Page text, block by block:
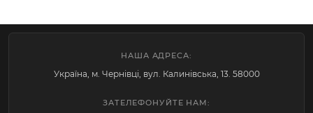
НАША АДРЕСА:
Україна, м. Чернівці, вул. Калинівська, 13. 58000
ЗАТЕЛЕФОНУЙТЕ НАМ: